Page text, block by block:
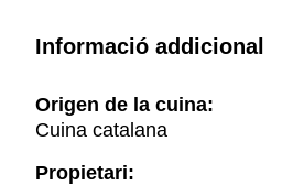
Informació addicional
Origen de la cuina:
Cuina catalana
Propietari: